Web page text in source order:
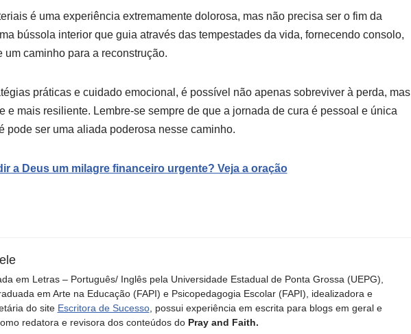
é uma experiência extremamente dolorosa, mas não precisa ser o fim da
bússola interior que guia através das tempestades da vida, fornecendo consolo,
caminho para a reconstrução.
práticas e cuidado emocional, é possível não apenas sobreviver à perda, mas
e mais resiliente. Lembre-se sempre de que a jornada de cura é pessoal e única
pode ser uma aliada poderosa nesse caminho.
a Deus um milagre financeiro urgente? Veja a oração
em Letras – Português/ Inglês pela Universidade Estadual de Ponta Grossa (UEPG),
em Arte na Educação (FAPI) e Psicopedagogia Escolar (FAPI), idealizadora e
do site Escritora de Sucesso, possui experiência em escrita para blogs em geral e
redatora e revisora dos conteúdos do Pray and Faith.